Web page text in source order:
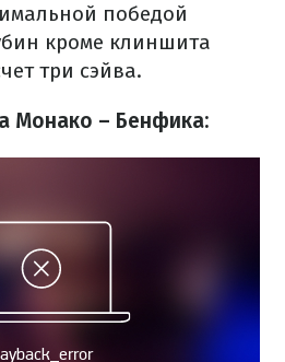
победой
кроме клиншита
три сэйва.
Монако – Бенфика: